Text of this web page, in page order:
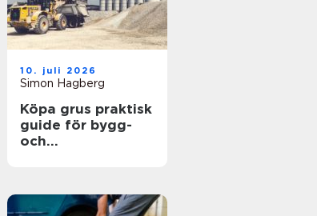
10. juli 2026
Simon Hagberg
Köpa grus praktisk
guide för bygg-
och